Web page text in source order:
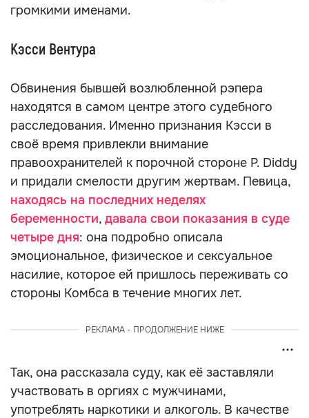
громкими именами.
Кэсси Вентура
Обвинения бывшей возлюбленной рэпера
находятся в самом центре этого судебного
расследования. Именно признания Кэсси в
своё время привлекли внимание
правоохранителей к порочной стороне P. Diddy
и придали смелости другим жертвам. Певица,
находясь на последних неделях
беременности, давала свои показания в суде
четыре дня: она подробно описала
эмоциональное, физическое и сексуальное
насилие, которое ей пришлось переживать со
стороны Комбса в течение многих лет.
РЕКЛАМА - ПРОДОЛЖЕНИЕ НИЖЕ
Так, она рассказала суду, как её заставляли
участвовать в оргиях с мужчинами,
употреблять наркотики и алкоголь. В качестве